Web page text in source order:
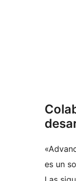
es un